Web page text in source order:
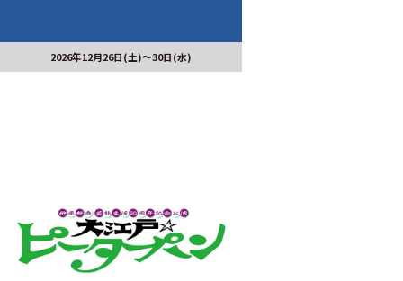
2026年12月26日(土)～30日(水)